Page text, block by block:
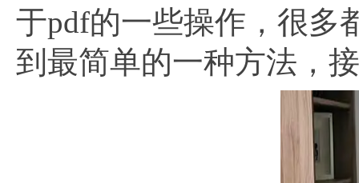
于pdf的一些操作，很多
到最简单的一种方法，